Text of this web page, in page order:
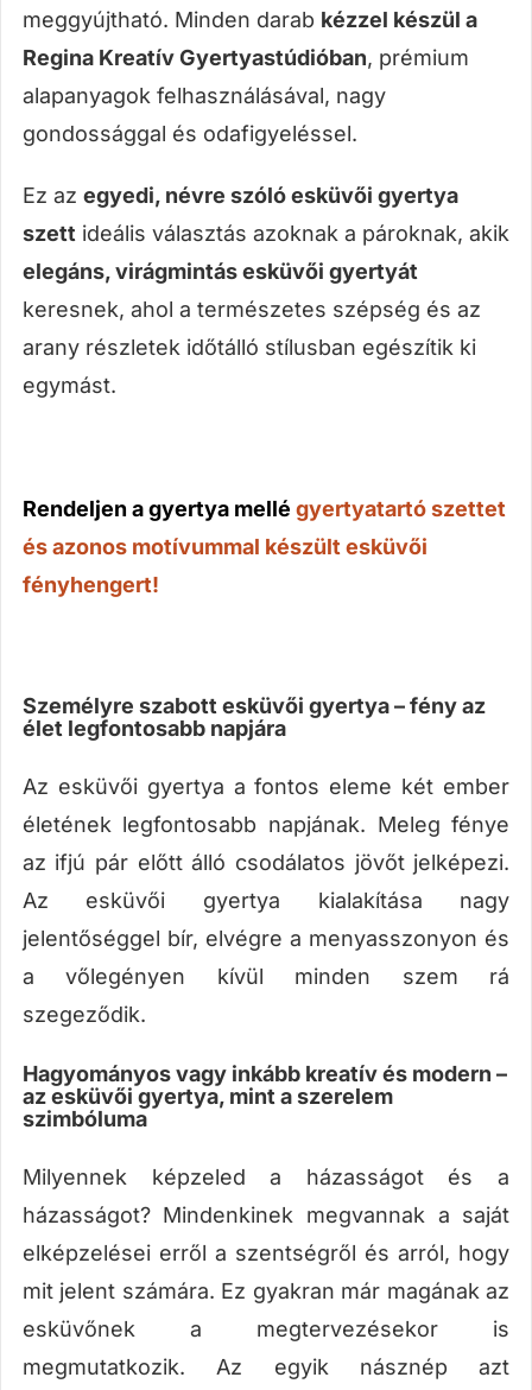
meggyújtható. Minden darab kézzel készül a
Regina Kreatív Gyertyastúdióban, prémium
alapanyagok felhasználásával, nagy
gondossággal és odafigyeléssel.
Ez az egyedi, névre szóló esküvői gyertya
szett ideális választás azoknak a pároknak, akik
elegáns, virágmintás esküvői gyertyát
keresnek, ahol a természetes szépség és az
arany részletek időtálló stílusban egészítik ki
egymást.
Rendeljen a gyertya mellé gyertyatartó szettet
és azonos motívummal készült esküvői
fényhengert!
Személyre szabott esküvői gyertya – fény az
élet legfontosabb napjára
Az esküvői gyertya a fontos eleme két ember
életének legfontosabb napjának. Meleg fénye
az ifjú pár előtt álló csodálatos jövőt jelképezi.
Az esküvői gyertya kialakítása nagy
jelentőséggel bír, elvégre a menyasszonyon és
a vőlegényen kívül minden szem rá
szegeződik.
Hagyományos vagy inkább kreatív és modern –
az esküvői gyertya, mint a szerelem
szimbóluma
Milyennek képzeled a házasságot és a
házasságot? Mindenkinek megvannak a saját
elképzelései erről a szentségről és arról, hogy
mit jelent számára. Ez gyakran már magának az
esküvőnek a megtervezésekor is
megmutatkozik. Az egyik násznép azt